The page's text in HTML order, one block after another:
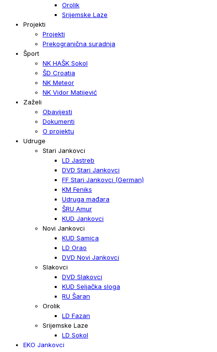
Orolik
Srijemske Laze
Projekti
Projekti
Prekogranična suradnja
Šport
NK HAŠK Sokol
ŠD Croatia
NK Meteor
NK Vidor Matijević
Zaželi
Obavijesti
Dokumenti
O projektu
Udruge
Stari Jankovci
LD Jastreb
DVD Stari Jankovci
FF Stari Jankovci (German)
KM Feniks
Udruga mađara
ŠRU Amur
KUD Jankovci
Novi Jankovci
KUD Samica
LD Orao
DVD Novi Jankovci
Slakovci
DVD Slakovci
KUD Seljačka sloga
RU Šaran
Orolik
LD Fazan
Srijemske Laze
LD Sokol
EKO Jankovci